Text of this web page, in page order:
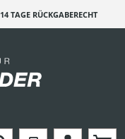
14 TAGE RÜCKGABERECHT